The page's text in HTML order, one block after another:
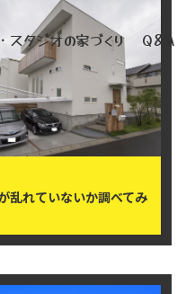
スタジオの家づくり
家づくり
素材
ーム
Q＆A